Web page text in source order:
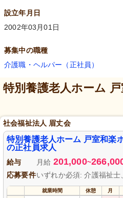
設立年月日
2002年03月01日
募集中の職種
介護職・ヘルパー（正社員）
特別養護老人ホーム
社会福祉法人 眉丈会
特別養護老人ホーム 戸室和楽
の正社員求人
給与 月給 201,000~
応募要件いずれか必須: 介護福祉
就業時間 休憩 月